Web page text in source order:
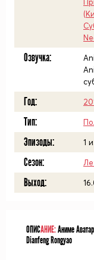
Озвучка:
Год:
Тип:
Эпизоды: 1
Сезон:
Выход:
ОПИСАНИЕ:Аниме
Dianfeng Rongyao